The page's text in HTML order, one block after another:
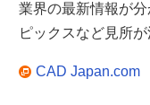
業界の最新情報が
ピックスなど見所が
CAD Japan.com